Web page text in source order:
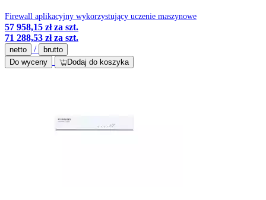
Firewall aplikacyjny wykorzystujący uczenie maszynowe
57 958,15 złza szt.
71 288,53 złza szt.
netto /
brutto
Do wyceny
Dodaj do koszyka